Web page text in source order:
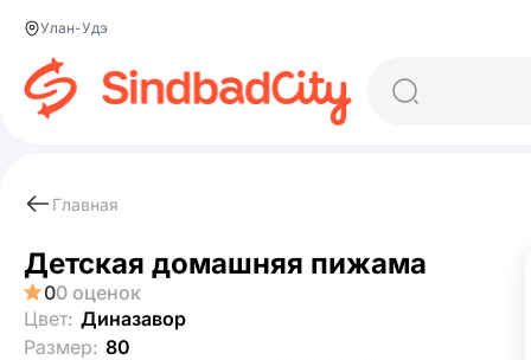
Улан-Удэ
Главная
Детская домашняя пижама
00 оценок
Цвет: Диназавор
Размер: 80